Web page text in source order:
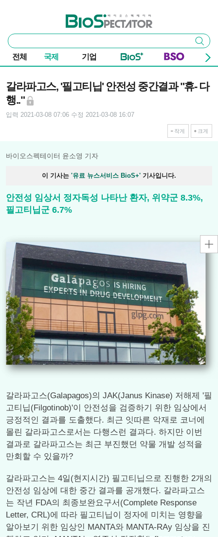
바이오스펙테이터
통
합
검
색
검색
전체 국제 기업
갈라파고스, '필고티닙' 안전성 중간결과 "휴- 다
행.."
입력 2021-03-08 07:06 수정 2021-03-08 16:07
작게 크게
바이오스펙테이터 윤소영 기자
이 기사는 '유료 뉴스서비스 BioS+' 기사입니다.
안전성 임상서 정자독성 나타난 환자, 위약군 8.3%,
필고티닙군 6.7%
갈라파고스(Galapagos)의 JAK(Janus Kinase) 저해제 '필
고티닙(Filgotinob)'이 안전성을 검증하기 위한 임상에서
긍정적인 결과를 도출했다. 최근 잇따른 악재로 코너에
몰린 갈라파고스로서는 다행스런 결과다. 하지만 이번
결과로 갈라파고스는 최근 부진했던 약물 개발 성적을
만회할 수 있을까?
갈라파고스는 4일(현지시간) 필고티닙으로 진행한 2개의
안전성 임상에 대한 중간 결과를 공개했다. 갈라파고스
는 작년 FDA의 최종보완요구서(Complete Response
Letter, CRL)에 따라 필고티닙이 정자에 미치는 영향을
알아보기 위한 임상인 MANTA와 MANTA-RAy 임상을 진